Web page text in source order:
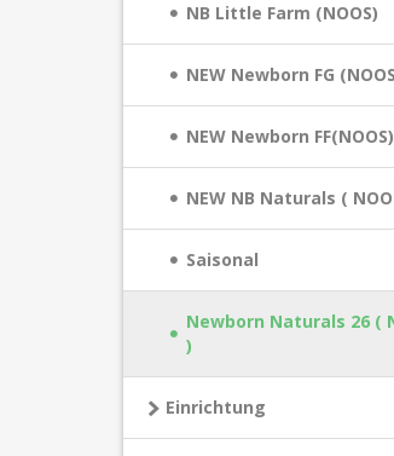
NB Little Farm (NOOS)
NEW Newborn FG
NEW Newborn FF(NOOS)
NEW NB Naturals (
Saisonal
Newborn Naturals 26 (
)
Einrichtung